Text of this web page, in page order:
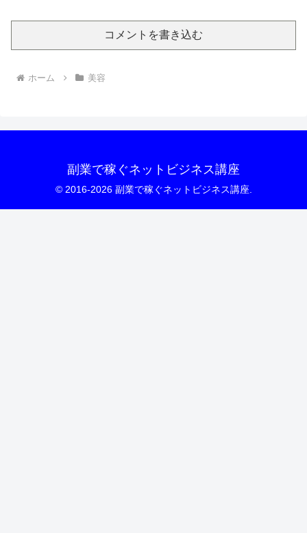
コメントを書き込む
ホーム 美容
副業で稼ぐネットビジネス講座
© 2016-2026 副業で稼ぐネットビジネス講座.